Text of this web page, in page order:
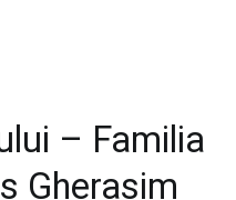
– Familia
Gherasim